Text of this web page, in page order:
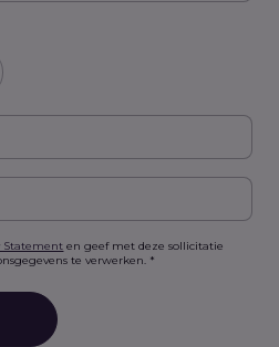
Statement en geef met deze sollicitatie
te verwerken. *